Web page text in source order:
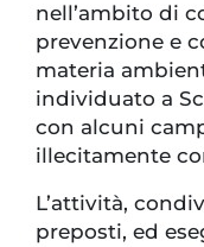
nell’ambito di
prevenzione e
materia
individuato a
con alcuni
illecitamente
L’attività,
preposti, ed